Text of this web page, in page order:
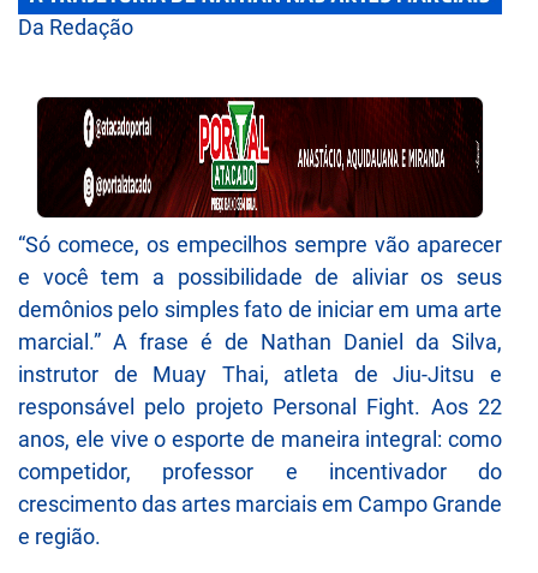
Da Redação
“Só comece, os empecilhos sempre vão aparecer
e você tem a possibilidade de aliviar os seus
demônios pelo simples fato de iniciar em uma arte
marcial.” A frase é de Nathan Daniel da Silva,
instrutor de Muay Thai, atleta de Jiu-Jitsu e
responsável pelo projeto Personal Fight. Aos 22
anos, ele vive o esporte de maneira integral: como
competidor, professor e incentivador do
crescimento das artes marciais em Campo Grande
e região.